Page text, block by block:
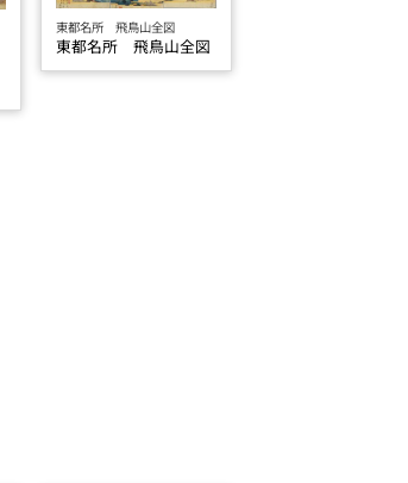
東都名所 飛鳥山全図
東都名所 飛鳥山全図